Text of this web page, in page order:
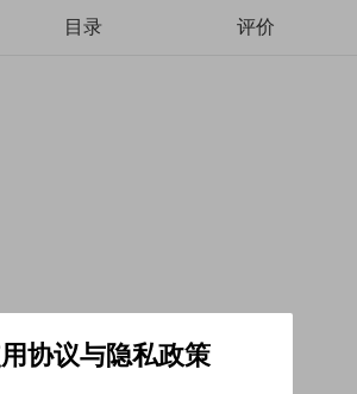
目录 评价
协议与隐私政策